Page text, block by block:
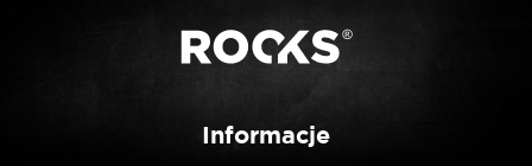
Informacje